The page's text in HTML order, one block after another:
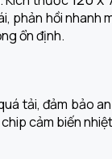
phản hồi
ổn định.
tải, đảm bảo
cảm biến